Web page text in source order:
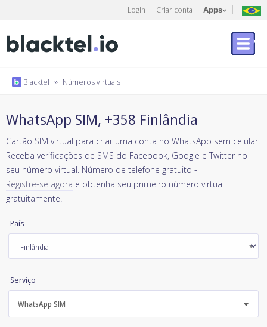
Login Criar conta Apps
Blacktel » Números virtuais
WhatsApp SIM, +358 Finlândia
Cartão SIM virtual para criar uma conta no WhatsApp sem celular.
Receba verificações de SMS do Facebook, Google e Twitter no
seu número virtual. Número de telefone gratuito -
Registre-se agora e obtenha seu primeiro número virtual
gratuitamente.
País
Serviço
WhatsApp SIM